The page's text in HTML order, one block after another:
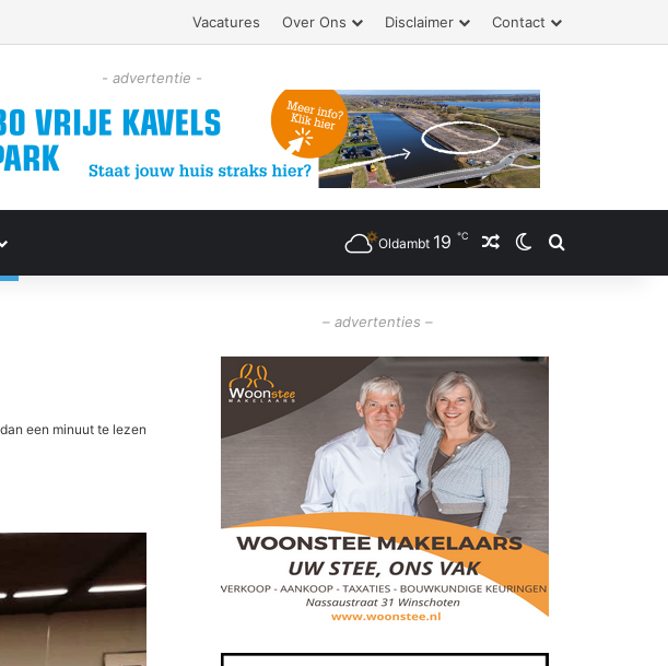
Vacatures Over Ons Disclaimer Contact
- advertentie -
Oldambt 19 ℃ Willekeurig artikel
Switch skin
Zoeken
een minuut te lezen
– advertenties –